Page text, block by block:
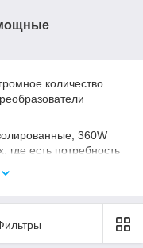
количество
360W
есть потребность
Orion DC-DC
на 12 вольт
Именно здесь и